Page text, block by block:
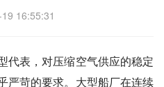
16:55:31
代表，对压缩空气供应的稳定
严苛的要求。大型船厂在连续